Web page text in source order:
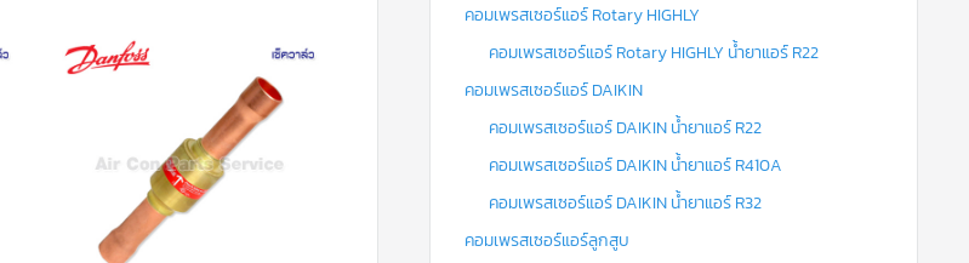
คอมเพรสเซอร์แอร์ Rotary HIGHLY
คอมเพรสเซอร์แอร์ Rotary HIGHLY น้ำยาแอร์ R22
คอมเพรสเซอร์แอร์ DAIKIN
คอมเพรสเซอร์แอร์ DAIKIN น้ำยาแอร์ R22
คอมเพรสเซอร์แอร์ DAIKIN น้ำยาแอร์ R410A
คอมเพรสเซอร์แอร์ DAIKIN น้ำยาแอร์ R32
คอมเพรสเซอร์แอร์ลูกสูบ